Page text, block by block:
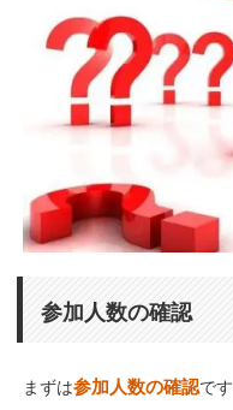
参加人数の確認
まずは参加人数の確認です